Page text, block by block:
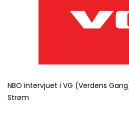
NBO intervjuet i VG (Verdens
Strøm